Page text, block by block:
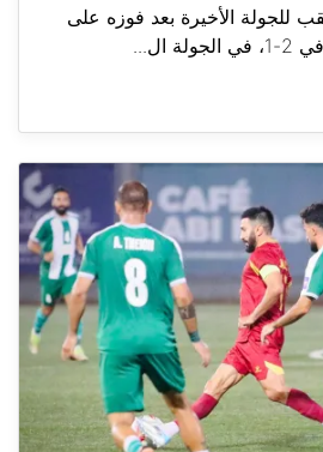
للجولة الأخيرة بعد فوزه على
ال...